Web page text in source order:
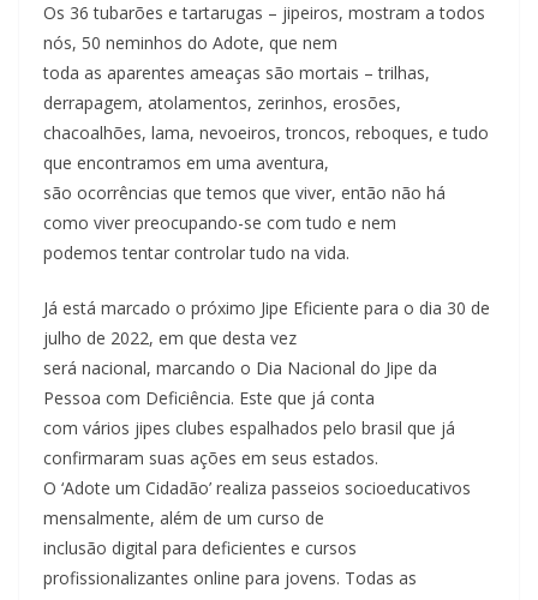
Os 36 tubarões e tartarugas – jipeiros, mostram a todos
nós, 50 neminhos do Adote, que nem
toda as aparentes ameaças são mortais – trilhas,
derrapagem, atolamentos, zerinhos, erosões,
chacoalhões, lama, nevoeiros, troncos, reboques, e tudo
que encontramos em uma aventura,
são ocorrências que temos que viver, então não há
como viver preocupando-se com tudo e nem
podemos tentar controlar tudo na vida.
Já está marcado o próximo Jipe Eficiente para o dia 30 de
julho de 2022, em que desta vez
será nacional, marcando o Dia Nacional do Jipe da
Pessoa com Deficiência. Este que já conta
com vários jipes clubes espalhados pelo brasil que já
confirmaram suas ações em seus estados.
O ‘Adote um Cidadão’ realiza passeios socioeducativos
mensalmente, além de um curso de
inclusão digital para deficientes e cursos
profissionalizantes online para jovens. Todas as